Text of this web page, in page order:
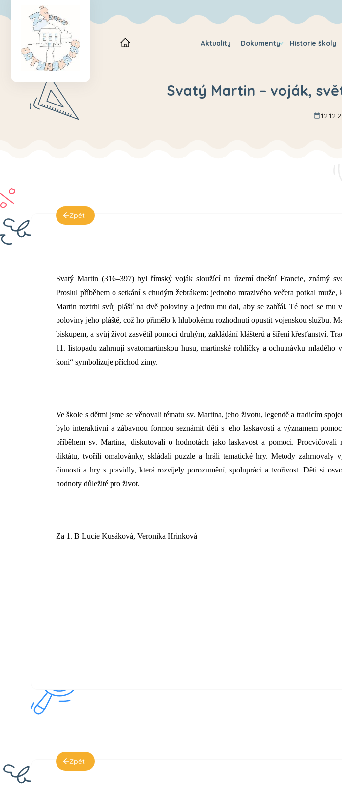
Aktuality Dokumenty Historie školy
Svatý Martin – voják,
Zpět
Svatý Martin (316–397) byl římský voják sloužící na území dnešní Francie, známý
Proslul příběhem o setkání s chudým žebrákem: jednoho mrazivého večera potkal muže,
Martin roztrhl svůj plášť na dvě poloviny a jednu mu dal, aby se zahřál. Té noci se mu
poloviny jeho pláště, což ho přimělo k hlubokému rozhodnutí opustit vojenskou službu.
biskupem, a svůj život zasvětil pomoci druhým, zakládání klášterů a šíření křesťanství.
11. listopadu zahrnují svatomartinskou husu, martinské rohlíčky a ochutnávku mladého
koni“ symbolizuje příchod zimy.
Ve škole s dětmi jsme se věnovali tématu sv. Martina, jeho životu, legendě a tradicím
bylo interaktivní a zábavnou formou seznámit děti s jeho laskavostí a významem
příběhem sv. Martina, diskutovali o hodnotách jako laskavost a pomoci. Procvičovali
diktátu, tvořili omalovánky, skládali puzzle a hráli tematické hry. Metody zahrnovaly
činnosti a hry s pravidly, která rozvíjely porozumění, spolupráci a tvořivost. Děti si
hodnoty důležité pro život.
Za 1. B Lucie Kusáková, Veronika Hrinková
Zpět